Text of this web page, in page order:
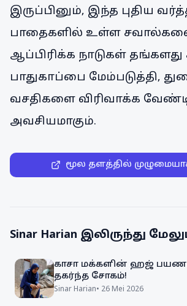
இருப்பினும், இந்த புதிய
பாதைகளில் உள்ள
ஆப்பிரிக்க நாடுகள் தங்களது
பாதுகாப்பை மேம்படுத்தி,
வசதிகளை விரிவாக்க
அவசியமாகும்.
மூல தளத்தில்
Sinar Harian இலிருந்து
காசா மக்களின் ஹஜ்
தகர்ந்த சோகம்!
Sinar Harian• 26 Mei 2026